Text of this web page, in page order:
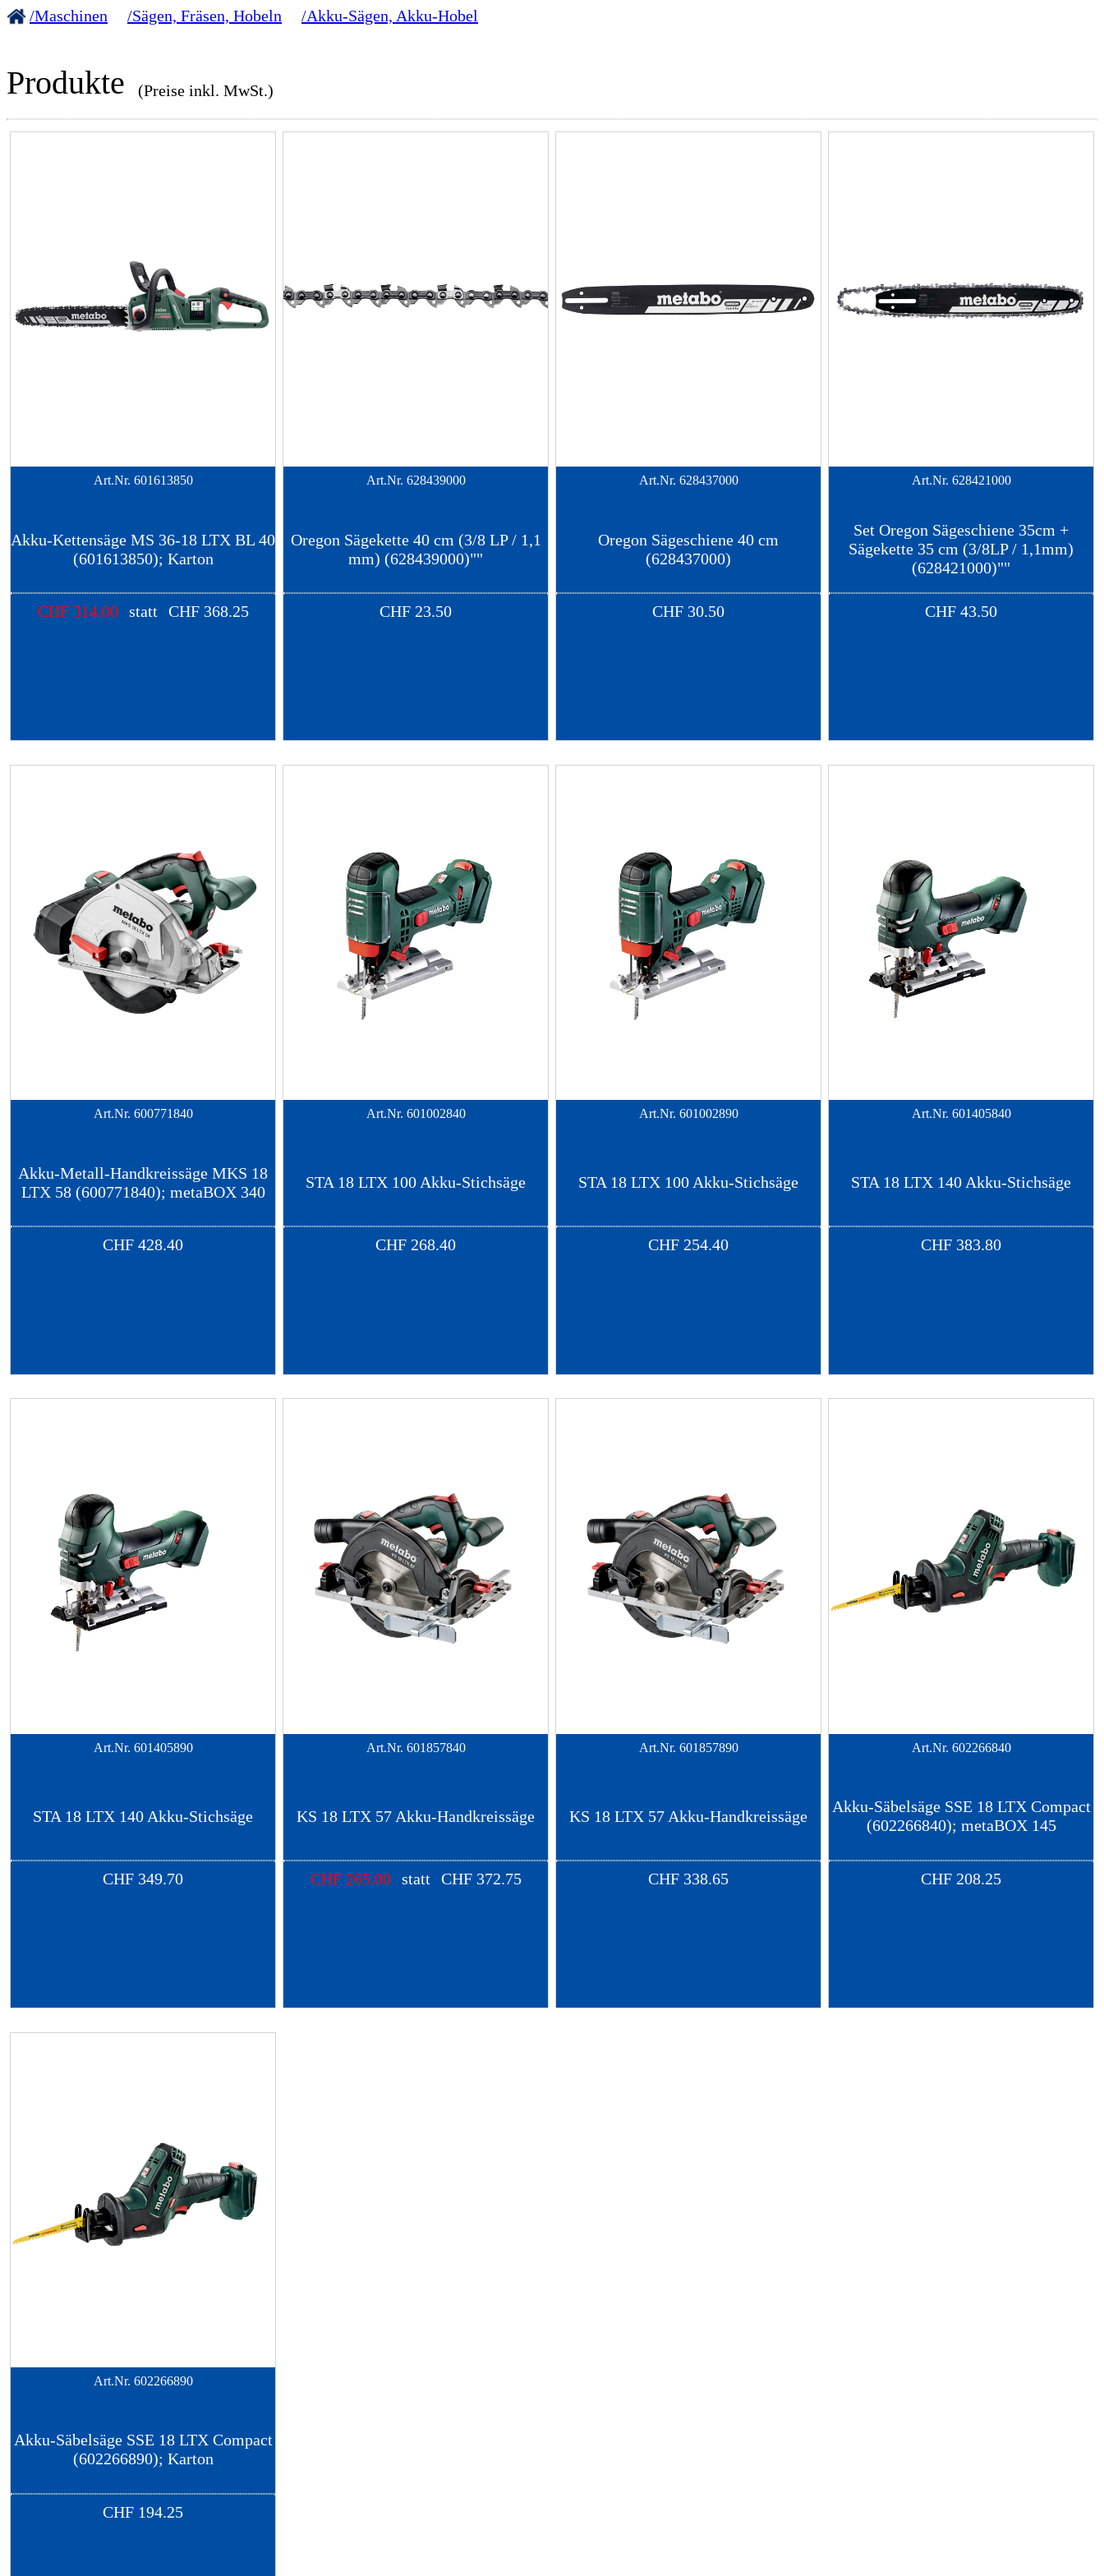
/Maschinen /Sägen, Fräsen, Hobeln /Akku-Sägen, Akku-Hobel
Produkte (Preise inkl. MwSt.)
Art.Nr. 601613850
Akku-Kettensäge MS 36-18 LTX BL 40
(601613850); Karton
CHF 314.00 statt CHF 368.25
Art.Nr. 628439000
Oregon Sägekette 40 cm (3/8 LP / 1,1
mm) (628439000)""
CHF 23.50
Art.Nr. 628437000
Oregon Sägeschiene 40 cm
(628437000)
CHF 30.50
Art.Nr. 628421000
Set Oregon Sägeschiene 35cm +
Sägekette 35 cm (3/8LP / 1,1mm)
(628421000)""
CHF 43.50
Art.Nr. 600771840
Akku-Metall-Handkreissäge MKS 18
LTX 58 (600771840); metaBOX 340
CHF 428.40
Art.Nr. 601002840
STA 18 LTX 100 Akku-Stichsäge
CHF 268.40
Art.Nr. 601002890
STA 18 LTX 100 Akku-Stichsäge
CHF 254.40
Art.Nr. 601405840
STA 18 LTX 140 Akku-Stichsäge
CHF 383.80
Art.Nr. 601405890
STA 18 LTX 140 Akku-Stichsäge
CHF 349.70
Art.Nr. 601857840
KS 18 LTX 57 Akku-Handkreissäge
CHF 265.00 statt CHF 372.75
Art.Nr. 601857890
KS 18 LTX 57 Akku-Handkreissäge
CHF 338.65
Art.Nr. 602266840
Akku-Säbelsäge SSE 18 LTX Compact
(602266840); metaBOX 145
CHF 208.25
Art.Nr. 602266890
Akku-Säbelsäge SSE 18 LTX Compact
(602266890); Karton
CHF 194.25